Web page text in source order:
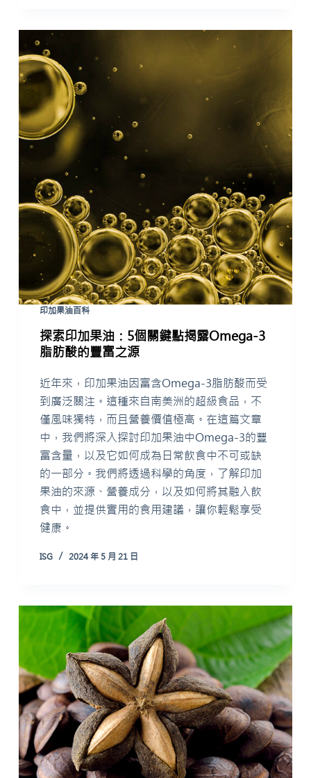
印加果油百科
探索印加果油：5個關鍵點揭露Omega-3
脂肪酸的豐富之源
近年來，印加果油因富含Omega-3脂肪酸而受
到廣泛關注。這種來自南美洲的超級食品，不
僅風味獨特，而且營養價值極高。在這篇文章
中，我們將深入探討印加果油中Omega-3的豐
富含量，以及它如何成為日常飲食中不可或缺
的一部分。我們將透過科學的角度，了解印加
果油的來源、營養成分，以及如何將其融入飲
食中，並提供實用的食用建議，讓你輕鬆享受
健康。
ISG 2024 年 5 月 21 日